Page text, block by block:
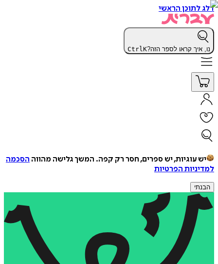
דלג לתוכן הראשי
נו, איך קראו לספר הזה? CtrlK
יש עוגיות, יש ספרים, חסר רק קפה. המשך גלישה מהווה הסכמה
למדיניות הפרטיות
הבנתי